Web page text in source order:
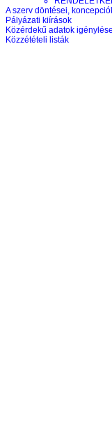
A szerv döntései,
Pályázati kiírások
Közérdekű adatok
Közzétételi listák